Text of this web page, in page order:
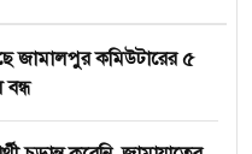
জামালপুর কমিউটারের ৫
বন্ধ